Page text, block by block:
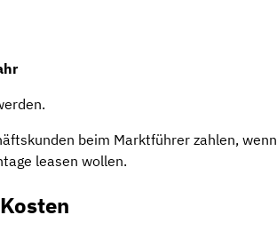
beim Marktführer zahlen, wenn
leasen wollen.